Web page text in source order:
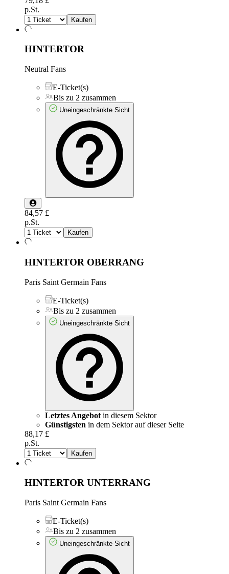
p.St.
Kaufen
HINTERTOR
Neutral Fans
E-Ticket(s)
Bis zu 2 zusammen
Uneingeschränkte Sicht
84,57 £
p.St.
Kaufen
HINTERTOR OBERRANG
Paris Saint Germain Fans
E-Ticket(s)
Bis zu 2 zusammen
Uneingeschränkte Sicht
Letztes Angebot in diesem Sektor
Günstigsten in dem Sektor auf dieser Seite
88,17 £
p.St.
Kaufen
HINTERTOR UNTERRANG
Paris Saint Germain Fans
E-Ticket(s)
Bis zu 2 zusammen
Uneingeschränkte Sicht